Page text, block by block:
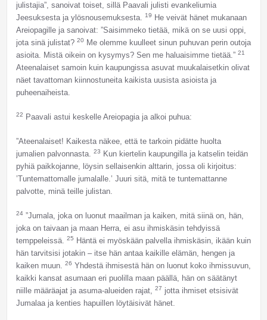
julistajia”, sanoivat toiset, sillä Paavali julisti evankeliumia
Jeesuksesta ja ylösnousemuksesta. 19
He veivät hänet mukanaan
Areiopagille ja sanoivat: ”Saisimmeko tietää, mikä on se uusi oppi,
jota sinä julistat? 20
Me olemme kuulleet sinun puhuvan perin outoja
asioita. Mistä oikein on kysymys? Sen me haluaisimme tietää.” 21
Ateenalaiset samoin kuin kaupungissa asuvat muukalaisetkin olivat
näet tavattoman kiinnostuneita kaikista uusista asioista ja
puheenaiheista.
22 Paavali astui keskelle Areiopagia ja alkoi puhua:
”Ateenalaiset! Kaikesta näkee, että te tarkoin pidätte huolta
jumalien palvonnasta. 23
Kun kiertelin kaupungilla ja katselin teidän
pyhiä paikkojanne, löysin sellaisenkin alttarin, jossa oli kirjoitus:
’Tuntemattomalle jumalalle.’ Juuri sitä, mitä te tuntemattanne
palvotte, minä teille julistan.
24”Jumala, joka on luonut maailman ja kaiken, mitä siinä on, hän,
joka on taivaan ja maan Herra, ei asu ihmiskäsin tehdyissä
temppeleissä. 25
Häntä ei myöskään palvella ihmiskäsin, ikään kuin
hän tarvitsisi jotakin – itse hän antaa kaikille elämän, hengen ja
kaiken muun. 26 Yhdestä ihmisestä hän on luonut koko ihmissuvun,
kaikki kansat asumaan eri puolilla maan päällä, hän on säätänyt
niille määräajat ja asuma-alueiden rajat, 27 jotta ihmiset etsisivät
Jumalaa ja kenties hapuillen löytäisivät hänet.